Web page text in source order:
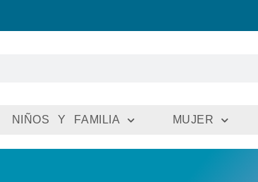
NIÑOS Y FAMILIA MUJER